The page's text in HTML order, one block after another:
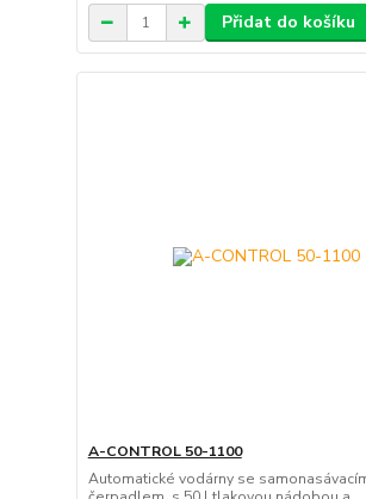
Přidat do košíku
A-CONTROL 50-1100
Automatické vodárny se